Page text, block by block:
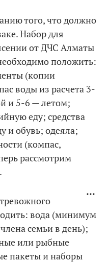
того, что должно
Набор для
от ДЧС Алматы
положить:
(копии
воды из расчета 3-
и 5-6 — летом;
еду; средства
и обувь; одеяла;
(компас,
рассмотрим
вода (минимум
семьи в день);
или рыбные
пакеты и наборы